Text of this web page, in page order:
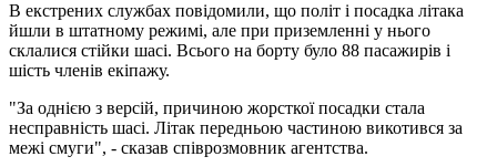
В екстрених службах повідомили, що політ і посадка літака
йшли в штатному режимі, але при приземленні у нього
склалися стійки шасі. Всього на борту було 88 пасажирів і
шість членів екіпажу.
"За однією з версій, причиною жорсткої посадки стала
несправність шасі. Літак передньою частиною викотився за
межі смуги", - сказав співрозмовник агентства.